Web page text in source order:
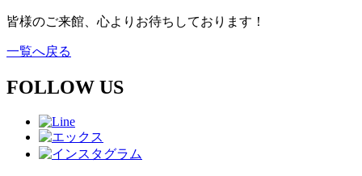
皆様のご来館、心よりお待ちしております！
一覧へ戻る
FOLLOW US